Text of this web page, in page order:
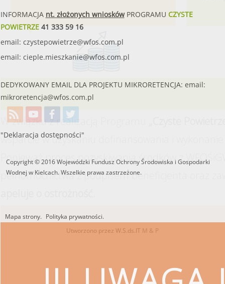
W związku z realizacją Programu
wsparcie w uzyskaniu dofinansowania i
Ponieważ proces pozyskiwania środków z
pełnomocnictwa z podpisem beneficjenta oraz
INFORMACJA nt. złożonych wnioskówPROGRAMU CZYSTE
POWIETRZE41 333 59 16
email: czystepowietrze@wfos.com.pl
email: cieple.mieszkanie@wfos.com.pl
DEDYKOWANY EMAIL DLA PROJEKTU MIKRORETENCJA: email:
mikroretencja@wfos.com.pl
"Deklaracja dostępności"
Copyright © 2016 Wojewódzki Fundusz Ochrony Środowiska i Gospodarki
Wodnej w Kielcach. Wszelkie prawa zastrzeżone.
Mapa strony. Polityka prywatności.
Utworzono przez W.S.ds.IT M & P